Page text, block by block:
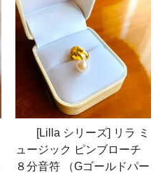
[Lilla シリーズ] リラ ミ
ュージック ピンブローチ
８分音符 （Gゴールドパー